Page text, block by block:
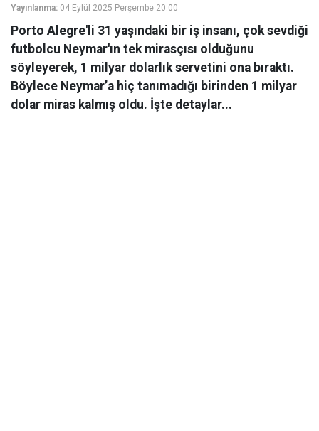
Yayınlanma: 04 Eylül 2025 Perşembe 20:00
Porto Alegre'li 31 yaşındaki bir iş insanı, çok sevdiği
futbolcu Neymar'ın tek mirasçısı olduğunu
söyleyerek, 1 milyar dolarlık servetini ona bıraktı.
Böylece Neymar’a hiç tanımadığı birinden 1 milyar
dolar miras kalmış oldu. İşte detaylar...